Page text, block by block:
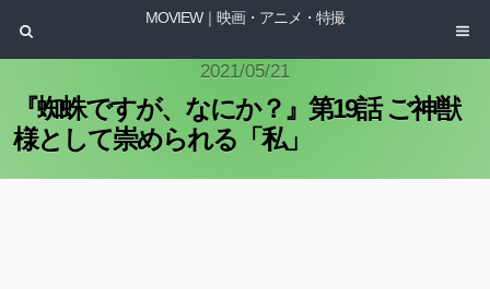
MOVIEW｜映画・アニメ・特撮
2021/05/21
『蜘蛛ですが、なにか？』第19話 ご神獣
様として崇められる「私」